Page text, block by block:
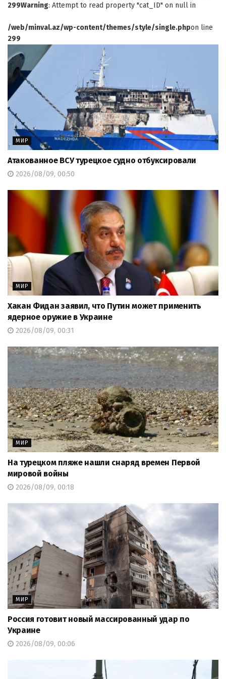
299Warning: Attempt to read property "cat_ID" on null in
/web/minval.az/wp-content/themes/style/single.phpon line
299
МИР
Атакованное ВСУ турецкое судно отбуксировали
2026/08/09, 00:50
МИР
Хакан Фидан заявил, что Путин может применить
ядерное оружие в Украине
2026/08/09, 00:31
МИР
На турецком пляже нашли снаряд времен Первой
мировой войны
2026/08/09, 00:18
МИР
Россия готовит новый массированный удар по
Украине
2026/08/09, 00:06